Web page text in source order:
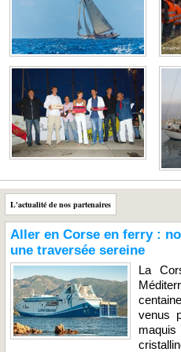
L'actualité de nos partenaires
Aller en Corse en ferry :
une traversée sereine
La
venus